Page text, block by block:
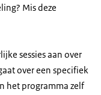
Mis deze
sessies aan over
over een specifiek
het programma zelf